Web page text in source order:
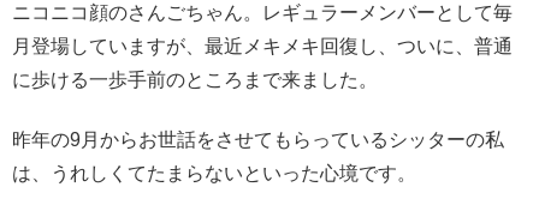
ニコニコ顔のさんごちゃん。レギュラーメンバーとして毎
月登場していますが、最近メキメキ回復し、ついに、普通
に歩ける一歩手前のところまで来ました。
昨年の9月からお世話をさせてもらっているシッターの私
は、うれしくてたまらないといった心境です。